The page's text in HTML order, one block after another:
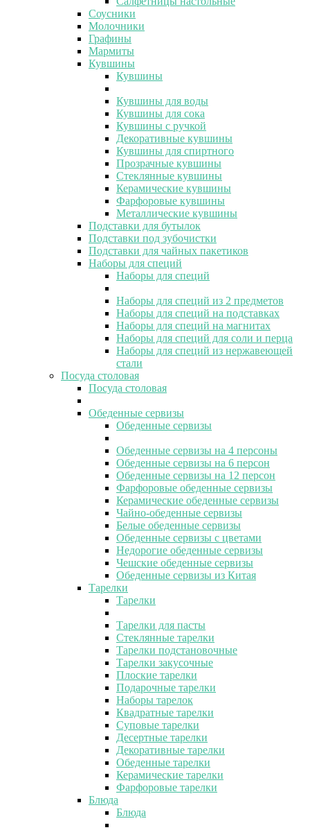
Соусники
Молочники
Графины
Мармиты
Кувшины
Кувшины
Кувшины для воды
Кувшины для сока
Кувшины с ручкой
Декоративные кувшины
Кувшины для спиртного
Прозрачные кувшины
Стеклянные кувшины
Керамические кувшины
Фарфоровые кувшины
Металлические кувшины
Подставки для бутылок
Подставки под зубочистки
Подставки для чайных пакетиков
Наборы для специй
Наборы для специй
Наборы для специй из 2 предметов
Наборы для специй на подставках
Наборы для специй на магнитах
Наборы для специй для соли и перца
Наборы для специй из нержавеющей
стали
Посуда столовая
Посуда столовая
Обеденные сервизы
Обеденные сервизы
Обеденные сервизы на 4 персоны
Обеденные сервизы на 6 персон
Обеденные сервизы на 12 персон
Фарфоровые обеденные сервизы
Керамические обеденные сервизы
Чайно-обеденные сервизы
Белые обеденные сервизы
Обеденные сервизы с цветами
Недорогие обеденные сервизы
Чешские обеденные сервизы
Обеденные сервизы из Китая
Тарелки
Тарелки
Тарелки для пасты
Стеклянные тарелки
Тарелки подстановочные
Тарелки закусочные
Плоские тарелки
Подарочные тарелки
Наборы тарелок
Квадратные тарелки
Суповые тарелки
Десертные тарелки
Декоративные тарелки
Обеденные тарелки
Керамические тарелки
Фарфоровые тарелки
Блюда
Блюда